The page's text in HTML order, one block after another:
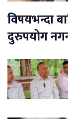
विषयभन्दा
दुरुपयोग